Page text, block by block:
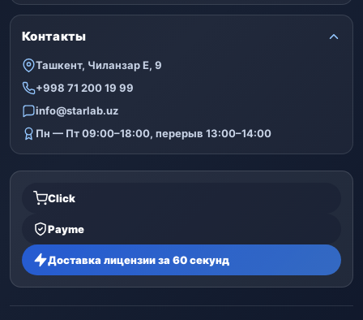
Контакты
Ташкент, Чиланзар Е, 9
+998 71 200 19 99
info@starlab.uz
Пн — Пт 09:00–18:00, перерыв 13:00–14:00
Click
Payme
Доставка лицензии за 60 секунд